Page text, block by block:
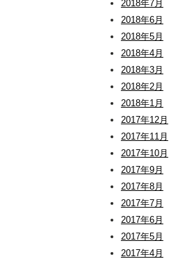
2018年7月
2018年6月
2018年5月
2018年4月
2018年3月
2018年2月
2018年1月
2017年12月
2017年11月
2017年10月
2017年9月
2017年8月
2017年7月
2017年6月
2017年5月
2017年4月